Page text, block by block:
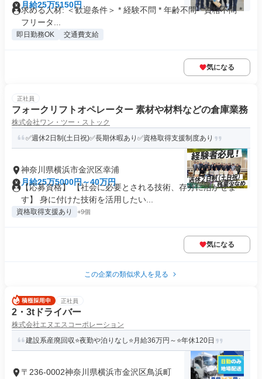
月給25万5150円
求める人材: ＜歓迎条件＞ * 経験不問 * 年齢不問 * 資格不問 *
フリータ...
即日勤務OK 交通費支給
気になる
正社員
フォークリフトオペレーター 素材や材料などの倉庫業務
株式会社ワン・ツー・ストック
✅週休2日制(土日祝)✅長期休暇あり✅資格取得支援制度あり
神奈川県横浜市金沢区幸浦
月給25万5000円～40万円
【応募資格】 【社会に必要とされる技術、存分に活かせま
す】 身に付けた技術を活用したい...
資格取得支援あり +9個
気になる
この企業の類似求人を見る
正社員
2・3tドライバー
株式会社エヌエスコーポレーション
建設系産廃回収⭐夜勤や泊りなし⭐月給36万円～⭐年休120日
〒236-0002神奈川県横浜市金沢区鳥浜町